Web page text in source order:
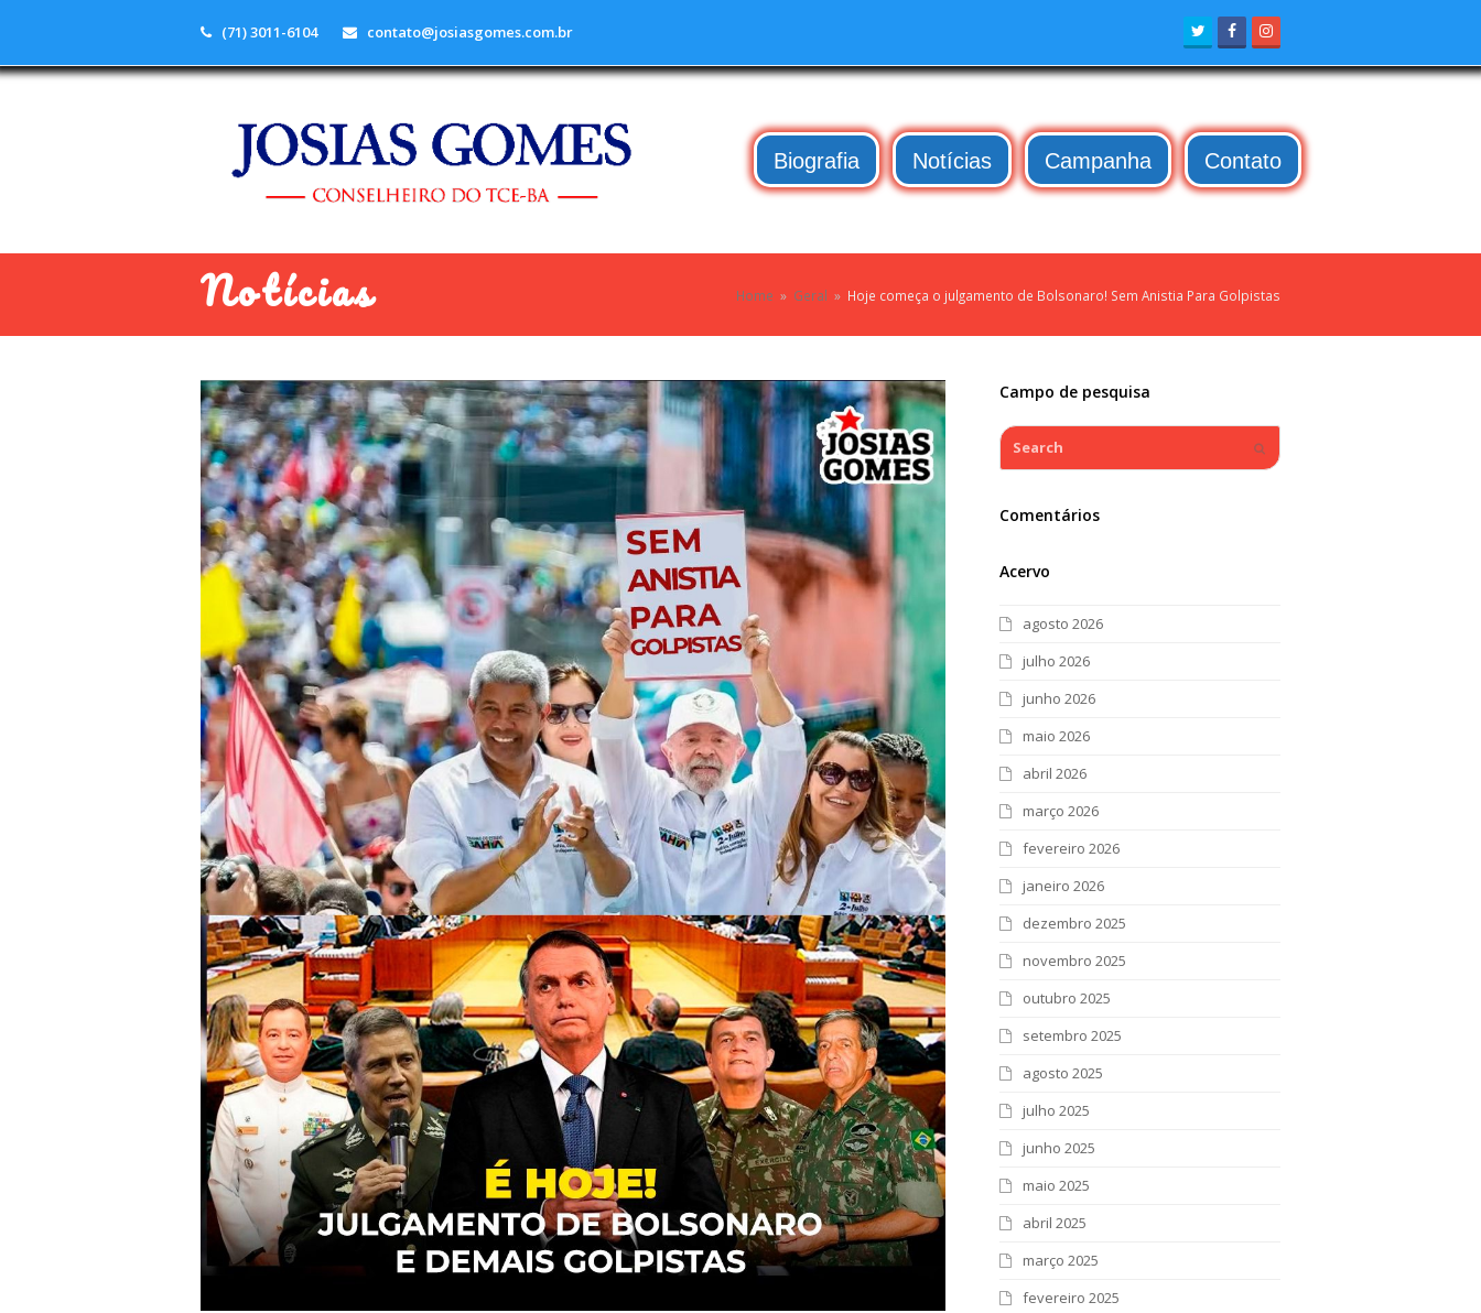
(71) 3011-6104 contato@josiasgomes.com.br TwitterFacebook
Biografia Notícias Campanha Contato
Notícias Home » Geral » Hoje começa o julgamento de Bolsonaro! Sem Anistia Para Golpistas
Campo de pesquisa
Search
Comentários
Acervo
agosto 2026
julho 2026
junho 2026
maio 2026
abril 2026
março 2026
fevereiro 2026
janeiro 2026
dezembro 2025
novembro 2025
outubro 2025
setembro 2025
agosto 2025
julho 2025
junho 2025
maio 2025
abril 2025
março 2025
fevereiro 2025